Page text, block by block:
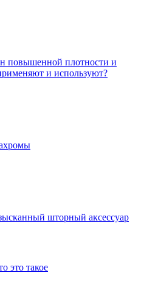
повышенной плотности и
и используют?
шторный аксессуар
это такое